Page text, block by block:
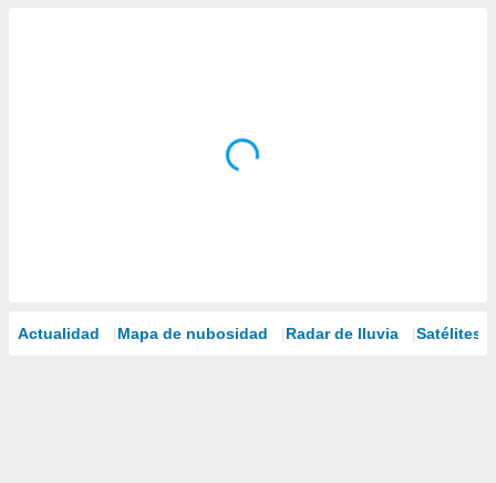
Actualidad Mapa de nubosidad Radar de lluvia Satélites